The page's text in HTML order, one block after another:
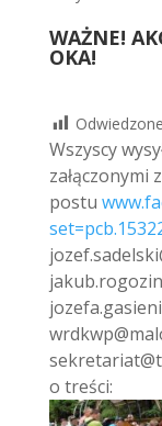
WAŻNE!
OKA!
Wszyscy
załączonymi
postu
o treści: